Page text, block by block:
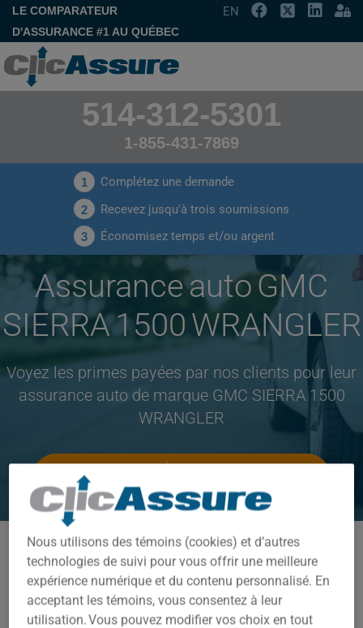
LE COMPARATEUR
D'ASSURANCE #1 AU QUÉBEC
EN
514-312-5301
1-855-431-7869
1 Complétez une demande
2 Recevez jusqu'à trois soumissions
3 Économisez temps et/ou argent
Assurance auto GMC
SIERRA 1500 WRANGLER
Voyez les primes payées par nos clients pour leur
assurance auto de marque GMC SIERRA 1500
WRANGLER
CLIQUEZ ICI POUR ÉCONOMISER SUR VOTRE
ASSURANCE AUTO
Modèles disponibles
SIERRA 1500 WRANGLER
Nous utilisons des témoins (cookies) et d’autres
technologies de suivi pour vous offrir une meilleure
expérience numérique et du contenu personnalisé. En
acceptant les témoins, vous consentez à leur
utilisation. Vous pouvez modifier vos choix en tout